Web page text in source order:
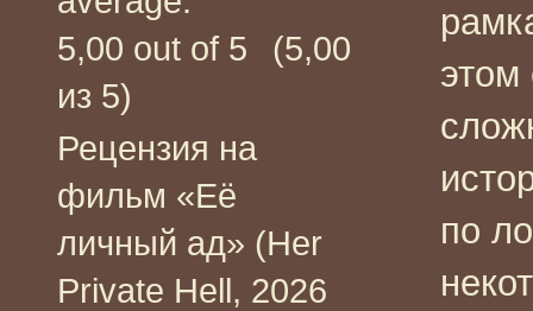
(5,00
из 5)
Рецензия на
фильм «Её
личный ад» (Her
Private Hell, 2026
этом
по